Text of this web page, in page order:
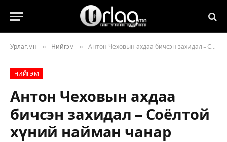
Урлаг.мн » Нийгэм » Антон Чеховын ахдаа бичсэн захидал – Соёлтой хүний найман чанар
НИЙГЭМ
Антон Чеховын ахдаа
бичсэн захидал – Соёлтой
хүний найман чанар